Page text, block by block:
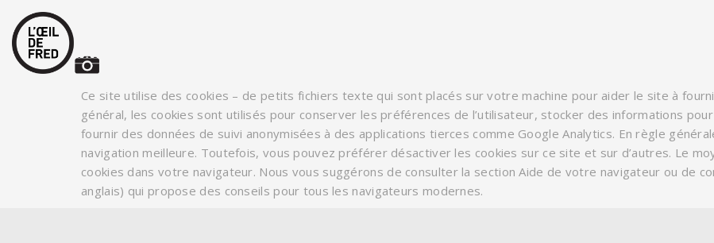
Ce site utilise des cookies – de petits fichiers texte qui sont placés sur votre machine pour aider le site à
général, les cookies sont utilisés pour conserver les préférences de l’utilisateur, stocker des informations
fournir des données de suivi anonymisées à des applications tierces comme Google Analytics. En règle
navigation meilleure. Toutefois, vous pouvez préférer désactiver les cookies sur ce site et sur d’autres. Le
cookies dans votre navigateur. Nous vous suggérons de consulter la section Aide de votre navigateur ou de
anglais) qui propose des conseils pour tous les navigateurs modernes.